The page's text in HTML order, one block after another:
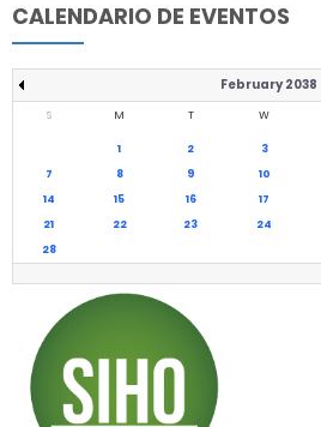
CALENDARIO DE EVENTOS
February 2038
S M T W
1 2 3
7
8 9 10
14
15 16 17
21
22 23 24
28